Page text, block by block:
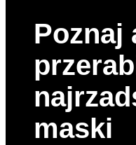
Poznaj
maski